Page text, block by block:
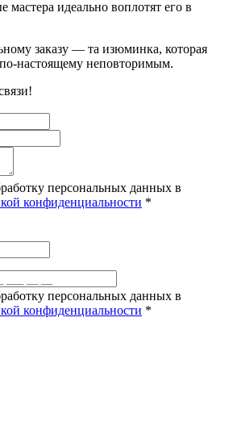
мастера идеально воплотят его в
заказу — та изюминка, которая
настоящему неповторимым.
персональных данных в
конфиденциальности *
персональных данных в
конфиденциальности *